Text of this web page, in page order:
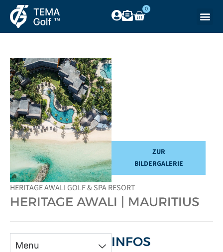
0
ZUR
BILDERGALERIE
HERITAGE AWALI GOLF & SPA RESORT
HERITAGE AWALI | MAURITIUS
Menu INFOS